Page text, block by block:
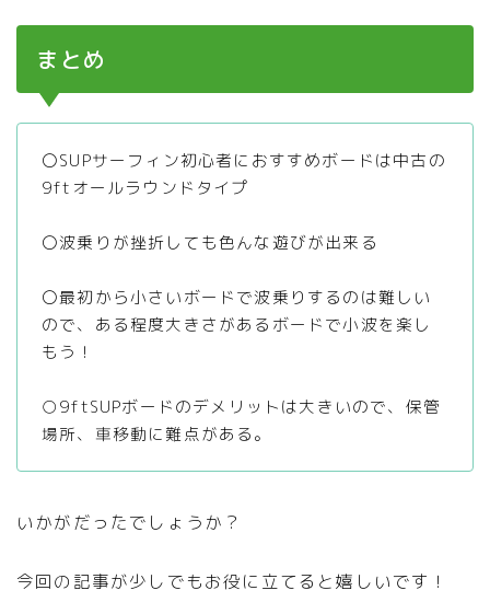
まとめ
〇SUPサーフィン初心者におすすめボードは中古の
9ftオールラウンドタイプ
〇波乗りが挫折しても色んな遊びが出来る
〇最初から小さいボードで波乗りするのは難しい
ので、ある程度大きさがあるボードで小波を楽し
もう！
○9ftSUPボードのデメリットは大きいので、保管
場所、車移動に難点がある。
いかがだったでしょうか？
今回の記事が少しでもお役に立てると嬉しいです！